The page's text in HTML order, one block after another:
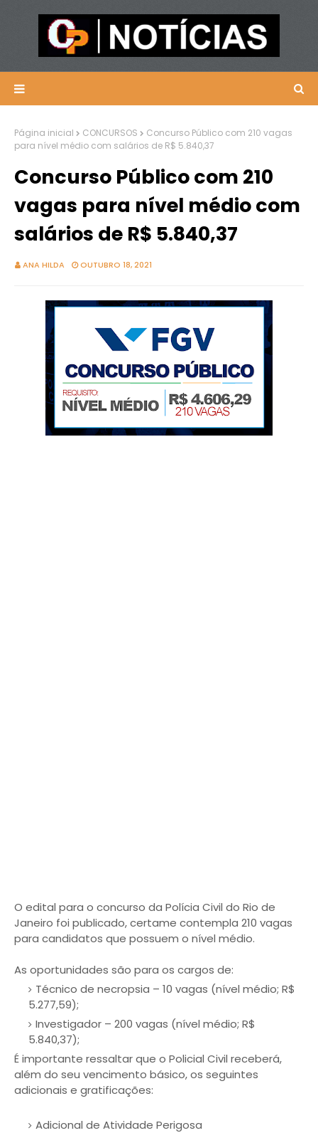
Página inicial CONCURSOS
Concurso Público com 210 vagas
para nível médio com salários de R$ 5.840,37
Concurso Público com 210
vagas para nível médio com
salários de R$ 5.840,37
ANA HILDA OUTUBRO 18, 2021
O edital para o concurso da Polícia Civil do Rio de
Janeiro foi publicado, certame contempla 210 vagas
para candidatos que possuem o nível médio.
As oportunidades são para os cargos de:
Técnico de necropsia – 10 vagas (nível médio; R$
5.277,59);
Investigador – 200 vagas (nível médio; R$
5.840,37);
É importante ressaltar que o Policial Civil receberá,
além do seu vencimento básico, os seguintes
adicionais e gratificações:
Adicional de Atividade Perigosa